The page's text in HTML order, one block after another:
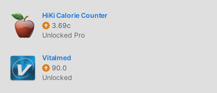
Couch to 5k باعتباره تطبيقًا شائعًا health ، جذبت وظائفه القوية
يوفر Couch to 5k تجربة أكثر ثراءً ووظائف أكثر قوة. ما عليك سوى
تنزيل وتثبيت Couch to 5k 10.0.0 ، يمكنك بسهولة تجربة جميع
HiKi Calorie Counter
3.69c
Unlocked Pro
Vitalmed
90.0
Unlocked